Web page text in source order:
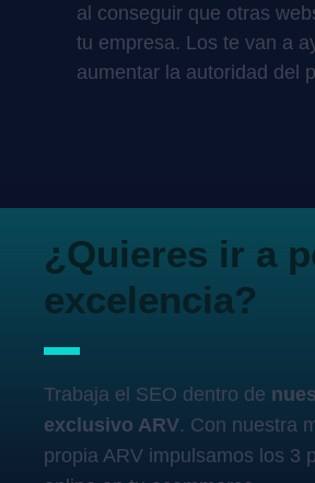
al conseguir que otras
tu empresa. Los te van a
aumentar la autoridad del
¿Quieres ir a
excelencia?
Trabaja el SEO dentro de
exclusivo ARV. Con nuestra
propia ARV impulsamos los 3